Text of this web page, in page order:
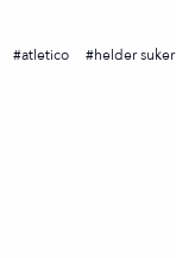
atletico helder suker